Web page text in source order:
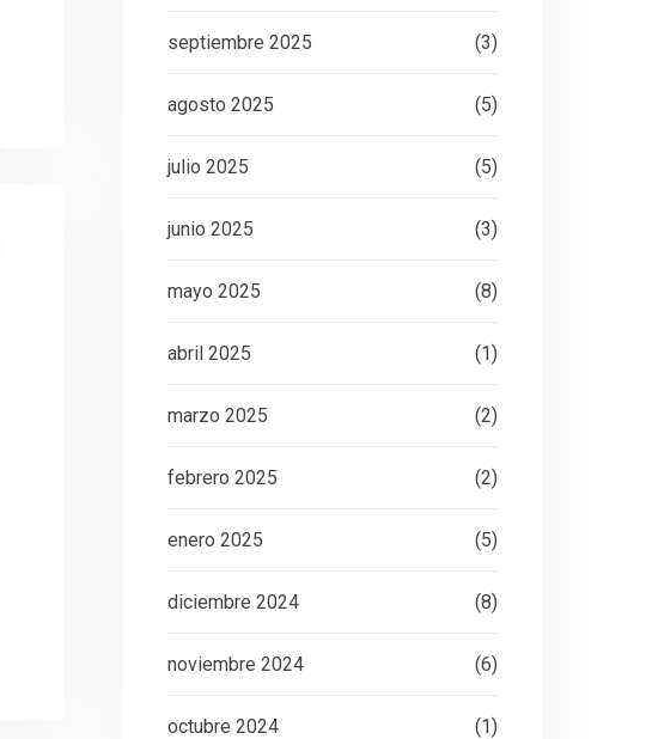
septiembre 2025 (3)
agosto 2025 (5)
julio 2025 (5)
junio 2025 (3)
mayo 2025 (8)
abril 2025 (1)
marzo 2025 (2)
febrero 2025 (2)
enero 2025 (5)
diciembre 2024 (8)
noviembre 2024 (6)
octubre 2024 (1)